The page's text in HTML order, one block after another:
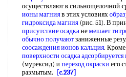
осуществляют в сильнощелочной
ионы магнияв этих условиях
гидроксида магния (рис. 51). В
присутствие осадканемешает
обычно получаютзаниженные
соосажденияионов кальция. Кроме
поверхности осадка
(мурексид) и переход окраски его
размытым.
[c.237]